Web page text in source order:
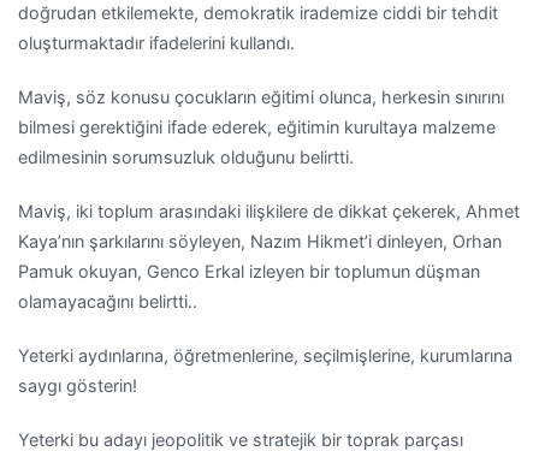
doğrudan etkilemekte, demokratik irademize ciddi bir tehdit
oluşturmaktadır ifadelerini kullandı.
Maviş, söz konusu çocukların eğitimi olunca, herkesin sınırını
bilmesi gerektiğini ifade ederek, eğitimin kurultaya malzeme
edilmesinin sorumsuzluk olduğunu belirtti.
Maviş, iki toplum arasındaki ilişkilere de dikkat çekerek, Ahmet
Kaya’nın şarkılarını söyleyen, Nazım Hikmet’i dinleyen, Orhan
Pamuk okuyan, Genco Erkal izleyen bir toplumun düşman
olamayacağını belirtti..
Yeterki aydınlarına, öğretmenlerine, seçilmişlerine, kurumlarına
saygı gösterin!
Yeterki bu adayı jeopolitik ve stratejik bir toprak parçası